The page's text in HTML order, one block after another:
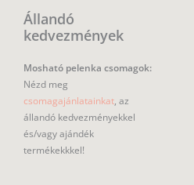
Állandó
kedvezmények
Mosható pelenka csomagok:
Nézd meg
csomagajánlatainkat, az
állandó kedvezményekkel
és/vagy ajándék
termékekkkel!